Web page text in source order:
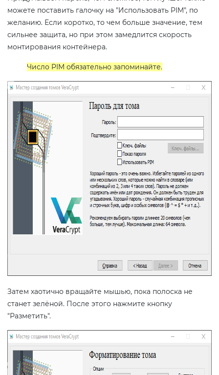
можете поставить галочку на "Использовать PIM", по
желанию. Если коротко, то чем больше значение, тем
сильнее защита, но при этом замедлится скорость
монтирования контейнера.
Число PIM обязательно запоминайте.
Затем хаотично вращайте мышью, пока полоска не
станет зелёной. После этого нажмите кнопку
"Разметить".